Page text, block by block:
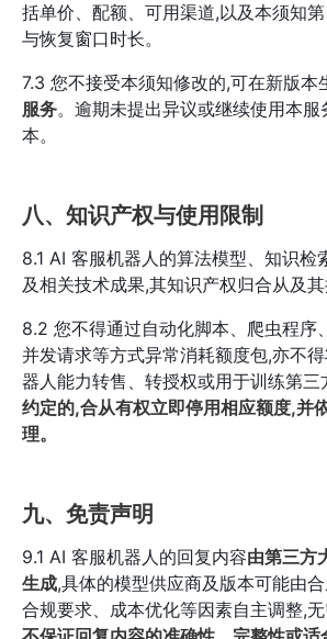
括单价、配额、可用渠道,以及本须知
与恢复窗口时长。
7.3 您不接受本须知修改的,可在新版本
服务。逾期未提出异议或继续使用本服
本。
八、知识产权与使用限制
8.1 AI 客服机器人的算法模型、知识检
及相关技术成果,其知识产权归合从及其
8.2 您不得通过自动化脚本、爬虫程序
并发请求等方式异常消耗额度包,亦不
器人能力转售、转授权或用于训练第三
约定的,合从有权立即停用相应额度,并
理。
九、免责声明
9.1 AI 客服机器人的回复内容由第三方
生成,具体的模型供应商及版本可能由合
合规要求、成本优化等因素自主调整,无